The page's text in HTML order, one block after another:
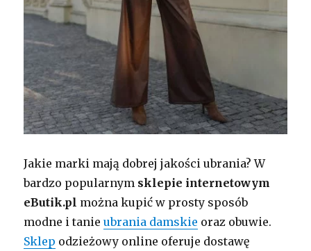
Jakie marki mają dobrej jakości ubrania? W
bardzo popularnym sklepie internetowym
eButik.pl można kupić w prosty sposób
modne i tanieubrania damskie oraz obuwie.
Sklep odzieżowy online oferuje dostawę